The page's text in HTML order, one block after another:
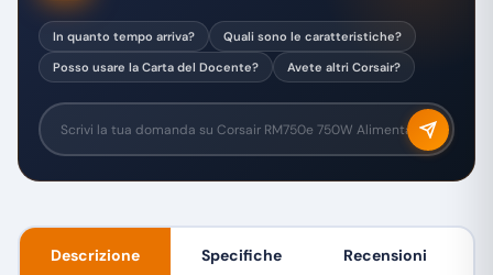
In quanto tempo arriva?
Quali sono le caratteristiche?
Posso usare la Carta del Docente?
Avete altri Corsair?
Descrizione Specifiche Recensioni